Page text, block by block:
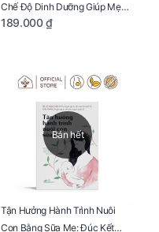
Chế Độ Dinh Dưỡng Giúp Mẹ
Khỏe, Con Yêu Phát Triển Toàn
189.000 ₫
Bán hết
Tận Hưởng Hành Trình Nuôi
Con Bằng Sữa Mẹ: Đúc Kết